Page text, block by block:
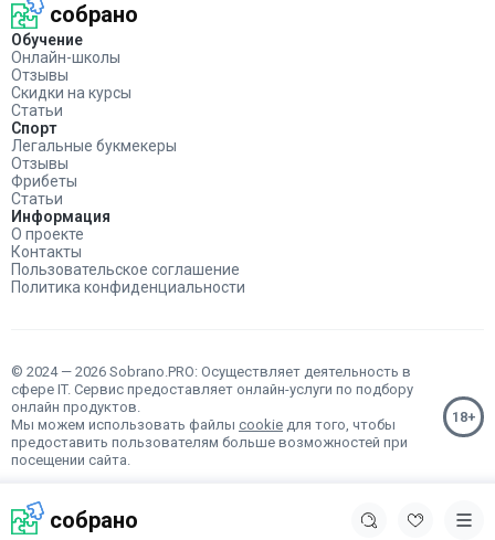
собрано
собрано
Обучение
Онлайн-школы
Отзывы
Скидки на курсы
Статьи
Спорт
Легальные букмекеры
Отзывы
Фрибеты
Статьи
Информация
О проекте
Контакты
Пользовательское соглашение
Политика конфиденциальности
© 2024 — 2026 Sobrano.PRO: Осуществляет деятельность в
сфере IT. Сервис предоставляет онлайн-услуги по подбору
онлайн продуктов.
Мы можем использовать файлы cookie для того, чтобы
предоставить пользователям больше возможностей при
посещении сайта.